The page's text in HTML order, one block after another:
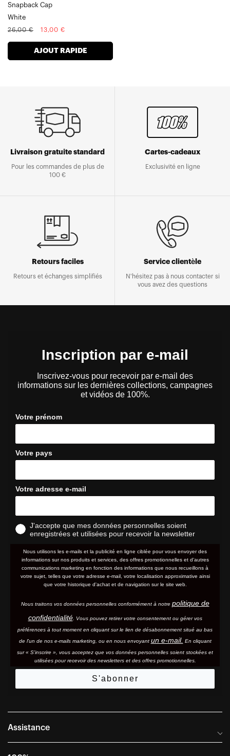
Snapback Cap
White
Prix
26,00 €
Prix
13,00 €
AJOUT RAPIDE
Livraison gratuite standard
Pour les commandes de plus de
100 €
Cartes-cadeaux
Exclusivité en ligne
Retours faciles
Retours et échanges simplifiés
Service clientèle
N'hésitez pas à nous contacter si
vous avez des questions
Inscription par e-mail
Inscrivez-vous pour recevoir par e-mail des
informations sur les dernières collections, campagnes
et vidéos de 100%.
Votre prénom
Votre pays
Votre adresse e-mail
J'accepte que mes données personnelles soient
enregistrées et utilisées pour recevoir la newsletter
Nous utilisons les e-mails et la publicité en ligne ciblée pour vous envoyer des
informations sur nos produits et services, des offres promotionnelles et d'autres
communications marketing en fonction des informations que nous recueillons à
votre sujet, telles que votre adresse e-mail, votre localisation approximative ainsi
que votre historique d'achat et de navigation sur le site web.
Nous traitons vos données personnelles conformément à notre politique de
confidentialité. Vous pouvez retirer votre consentement ou gérer vos
préférences à tout moment en cliquant sur le lien de désabonnement situé au bas
de l'un de nos e-mails marketing, ou en nous envoyant un e-mail. En cliquant
sur « S'inscrire », vous acceptez que vos données personnelles soient stockées et
utilisées pour recevoir des newsletters et des offres promotionnelles.
S'abonner
Assistance
Foire aux questions